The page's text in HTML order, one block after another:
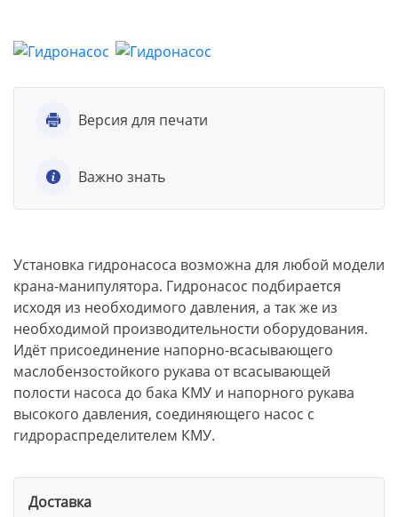
Версия для печати
Важно знать
Установка гидронасоса возможна для любой модели
крана-манипулятора. Гидронасос подбирается
исходя из необходимого давления, а так же из
необходимой производительности оборудования.
Идёт присоединение напорно-всасывающего
маслобензостойкого рукава от всасывающей
полости насоса до бака КМУ и напорного рукава
высокого давления, соединяющего насос с
гидрораспределителем КМУ.
Доставка